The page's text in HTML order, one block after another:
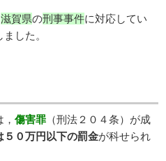
滋賀県の刑事事件に対応してい
した。
，傷害罪 （刑法２０４条）が成
５０万円以下の罰金が科せられ